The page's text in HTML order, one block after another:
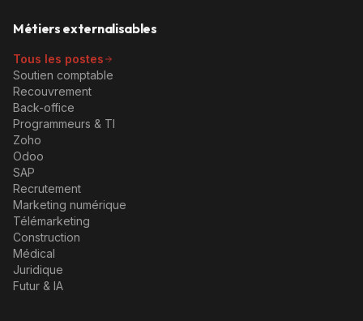
Métiers externalisables
Tous les postes
Soutien comptable
Recouvrement
Back-office
Programmeurs & TI
Zoho
Odoo
SAP
Recrutement
Marketing numérique
Télémarketing
Construction
Médical
Juridique
Futur & IA